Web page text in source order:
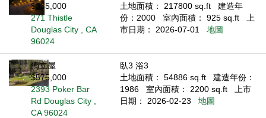
$335,000
271 Thistle
Douglas City , CA
96024
土地面積： 217800 sq.ft
建造年
份：2000
室內面積： 925 sq.ft
上
市日期： 2026-07-01
地圖
獨立屋
$575,000
2393 Poker Bar
Rd Douglas City ,
CA 96024
臥3 浴3
土地面積： 54886 sq.ft
建造年份：
1986
室內面積： 2200 sq.ft
上市
日期： 2026-02-23
地圖